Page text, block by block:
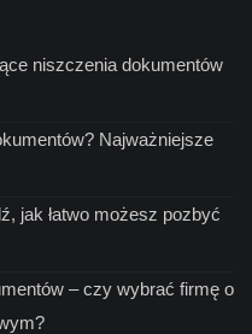
niszczenia dokumentów
Najważniejsze
jak łatwo możesz pozbyć
– czy wybrać firmę o